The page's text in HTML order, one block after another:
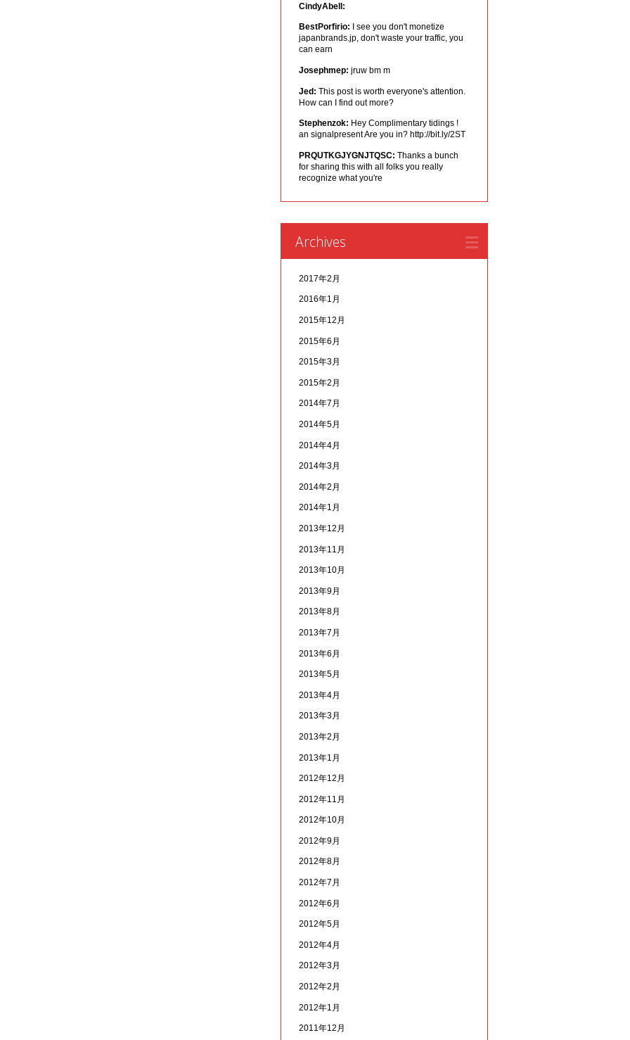
CindyAbell:
BestPorfirio: I see you don't monetize
japanbrands.jp, don't waste your traffic, you
can earn
Josephmep: jruw bm m
Jed: This post is worth everyone's attention.
How can I find out more?
Stephenzok: Hey Complimentary tidings !
an signalpresent Are you in? http://bit.ly/2ST
PRQUTKGJYGNJTQSC: Thanks a bunch
for sharing this with all folks you really
recognize what you're
Archives
2017年2月
2016年1月
2015年12月
2015年6月
2015年3月
2015年2月
2014年7月
2014年5月
2014年4月
2014年3月
2014年2月
2014年1月
2013年12月
2013年11月
2013年10月
2013年9月
2013年8月
2013年7月
2013年6月
2013年5月
2013年4月
2013年3月
2013年2月
2013年1月
2012年12月
2012年11月
2012年10月
2012年9月
2012年8月
2012年7月
2012年6月
2012年5月
2012年4月
2012年3月
2012年2月
2012年1月
2011年12月